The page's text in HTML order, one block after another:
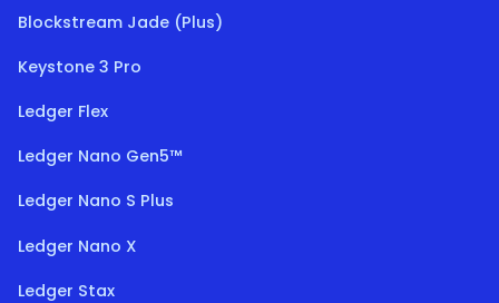
Blockstream Jade (Plus)
Keystone 3 Pro
Ledger Flex
Ledger Nano Gen5™
Ledger Nano S Plus
Ledger Nano X
Ledger Stax